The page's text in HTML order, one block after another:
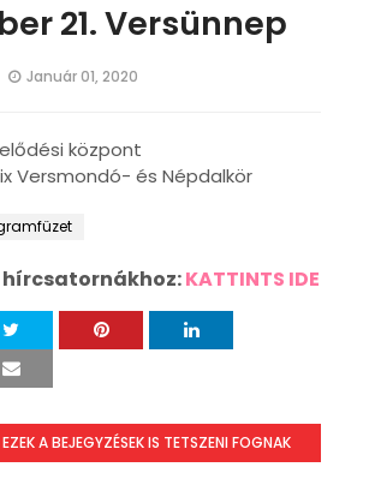
21. Versünnep
Január 01, 2020
központ
Versmondó- és Népdalkör
KATTINTS IDE
A BEJEGYZÉSEK IS TETSZENI FOGNAK